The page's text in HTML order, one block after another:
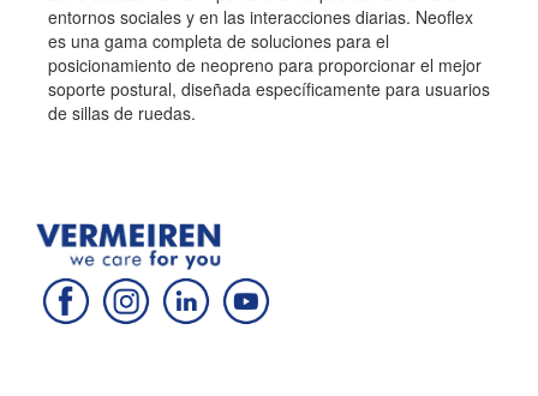
entornos sociales y en las interacciones diarias. Neoflex
es una gama completa de soluciones para el
posicionamiento de neopreno para proporcionar el mejor
soporte postural, diseñada específicamente para usuarios
de sillas de ruedas.